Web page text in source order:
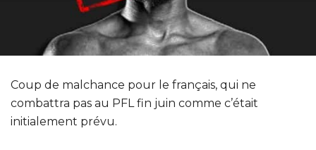
Coup de malchance pour le français, qui ne
combattra pas au PFL fin juin comme c’était
initialement prévu.